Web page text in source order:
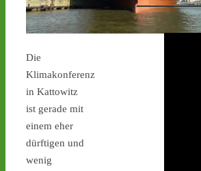
Die
Klimakonferenz
in Kattowitz
ist gerade mit
einem eher
dürftigen und
wenig